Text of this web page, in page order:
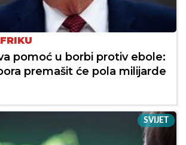
pomoć u borbi protiv ebole:
premašit će pola milijarde
SVIJET